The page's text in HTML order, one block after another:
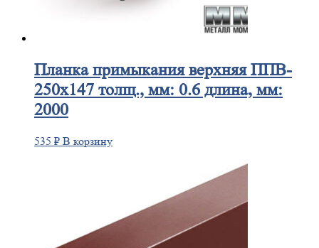
Планкапримыкания верхняя ППВ-
250х147 толщ., мм: 0.6 длина, мм:
2000
535 ₽ В корзину